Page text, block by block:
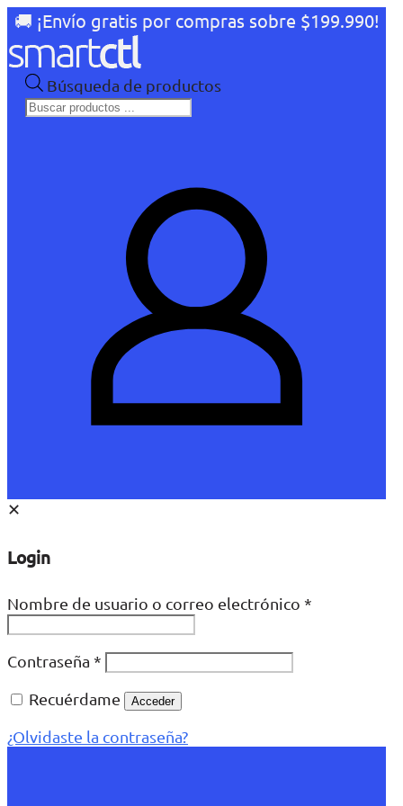
🚚 ¡Envío gratis por compras sobre $199.990!
Búsqueda de productos
✕
Login
Nombre de usuario o correo electrónico *
Contraseña *
Recuérdame
Acceder
¿Olvidaste la contraseña?